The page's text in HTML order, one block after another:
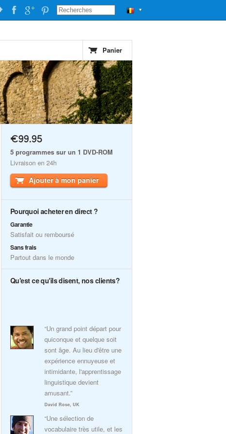
▼
Panier
€99.95
5 programmes sur un 1 DVD-ROM
Livraison en 24h
Ajouter à mon panier
Pourquoi acheter en direct ?
Garantie
Satisfait ou remboursé
Sans frais
Partout dans le monde
Qu'est ce qu'ils disent, nos clients?
“Un grand point départ pour
quiconque et quelque soit
sont âge. Au lieu d'être une
expérience ennuyeuse et
intimidante, l'apprentissage
linguistique devient
amusant.”
David Rose, UK
“Une sélection de
vocabulaire très utile, et les